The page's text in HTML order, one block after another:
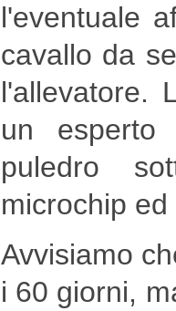
l'eventuale
cavallo da
l'allevatore.
un esperto
puledro
microchip
Avvisiamo
i 60 giorni,